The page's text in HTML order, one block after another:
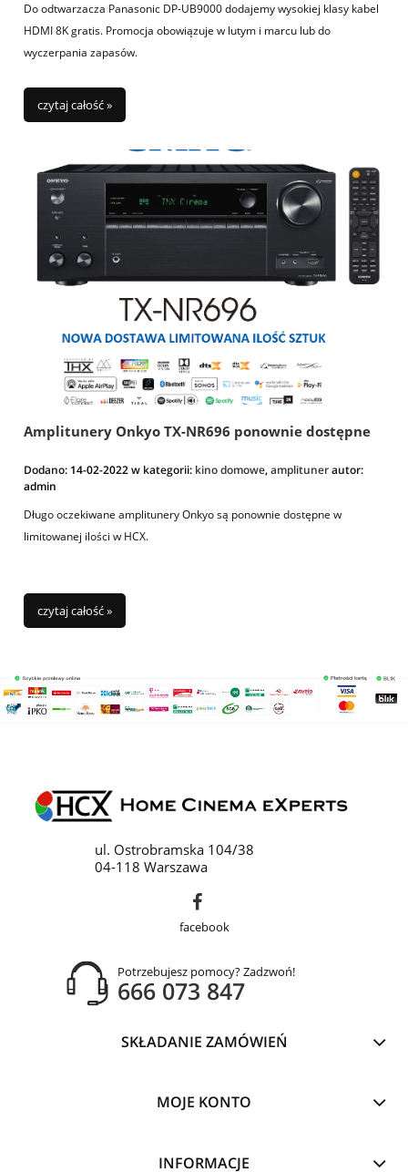
Do odtwarzacza Panasonic DP-UB9000 dodajemy wysokiej klasy kabel
HDMI 8K gratis. Promocja obowiązuje w lutym i marcu lub do
wyczerpania zapasów.
czytaj całość »
Amplitunery Onkyo TX-NR696 ponownie dostępne
Dodano: 14-02-2022w kategorii: kino domowe,amplitunerautor:
admin
Długo oczekiwane amplitunery Onkyo są ponownie dostępne w
limitowanej ilości w HCX.
czytaj całość »
ul. Ostrobramska 104/38
04-118 Warszawa
facebook
Potrzebujesz pomocy? Zadzwoń!
666 073 847
SKŁADANIE ZAMÓWIEŃ
MOJE KONTO
INFORMACJE